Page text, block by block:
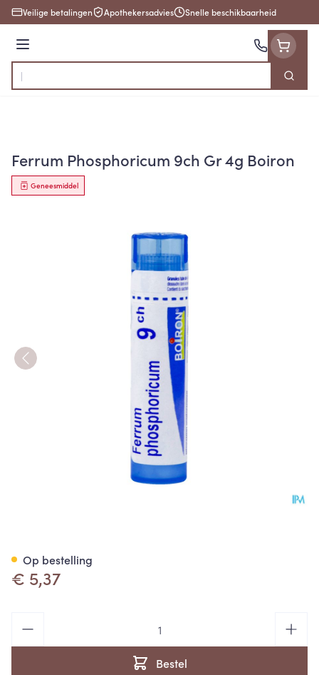
Ga naar de inhoud
Veilige betalingen Apothekersadvies Snelle beschikbaarheid
Menu
Product, merk, categorie...
Zoek
Ferrum Phosphoricum 9ch Gr 4g Boiron
Geneesmiddel
€ 5,37
Bestel
Op bestelling